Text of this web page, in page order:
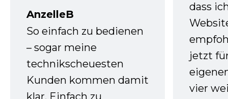
AnzelleB
So einfach zu bedienen
– sogar meine
technikscheuesten
Kunden kommen damit
klar. Einfach zu
dass
jetzt
vier